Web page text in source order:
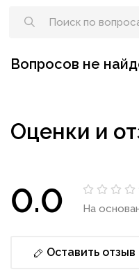
Вопросов не
Оценки и
0.0 На
Оставить отзыв